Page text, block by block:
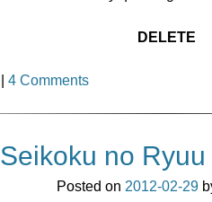
DELETE
4 Comments
Seikoku no
Posted on 2012-02-29